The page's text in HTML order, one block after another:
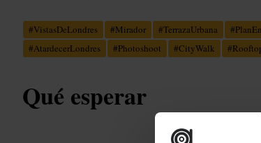
#VistasDeLondres #Mirador #TerrazaUrbana #
#AtardecerLondres #Photoshoot #CityWalk #
Qué esperar